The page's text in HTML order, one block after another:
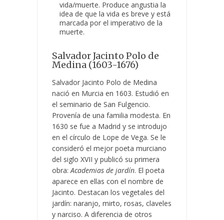
vida/muerte. Produce angustia la
idea de que la vida es breve y está
marcada por el imperativo de la
muerte.
Salvador Jacinto Polo de
Medina (1603-1676)
Salvador Jacinto Polo de Medina
nació en Murcia en 1603. Estudió en
el seminario de San Fulgencio.
Provenía de una familia modesta. En
1630 se fue a Madrid y se introdujo
en el círculo de Lope de Vega. Se le
consideró el mejor poeta murciano
del siglo XVII y publicó su primera
obra:Academias de jardín. El poeta
aparece en ellas con el nombre de
Jacinto. Destacan los vegetales del
jardín: naranjo, mirto, rosas, claveles
y narciso. A diferencia de otros